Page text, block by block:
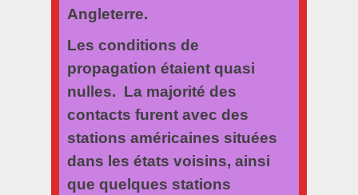
Angleterre.
Les conditions de
propagation étaient quasi
nulles. La majorité des
contacts furent avec des
stations américaines situées
dans les états voisins, ainsi
que quelques stations